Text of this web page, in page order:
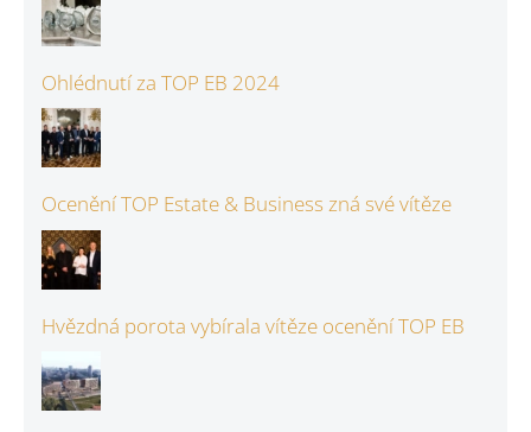
Ohlédnutí za TOP EB 2024
Ocenění TOP Estate & Business zná své vítěze
Hvězdná porota vybírala vítěze ocenění TOP EB